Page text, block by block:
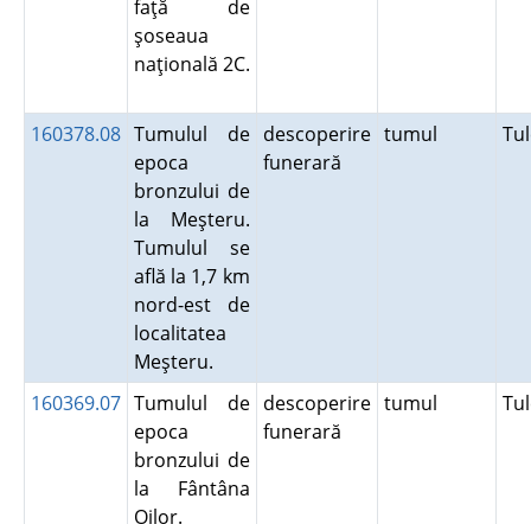
faţă de
şoseaua
naţională 2C.
160378.08 Tumulul de
epoca
bronzului de
la Meşteru.
Tumulul se
află la 1,7 km
nord-est de
localitatea
Meşteru.
descoperire
funerară
tumul
160369.07 Tumulul de
epoca
bronzului de
la Fântâna
Oilor.
descoperire
funerară
tumul